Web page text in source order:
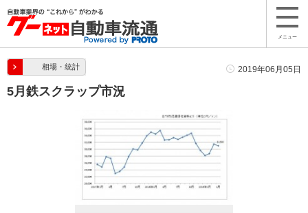
メニュー
相場・統計 2019年06月05日
5月鉄スクラップ市況